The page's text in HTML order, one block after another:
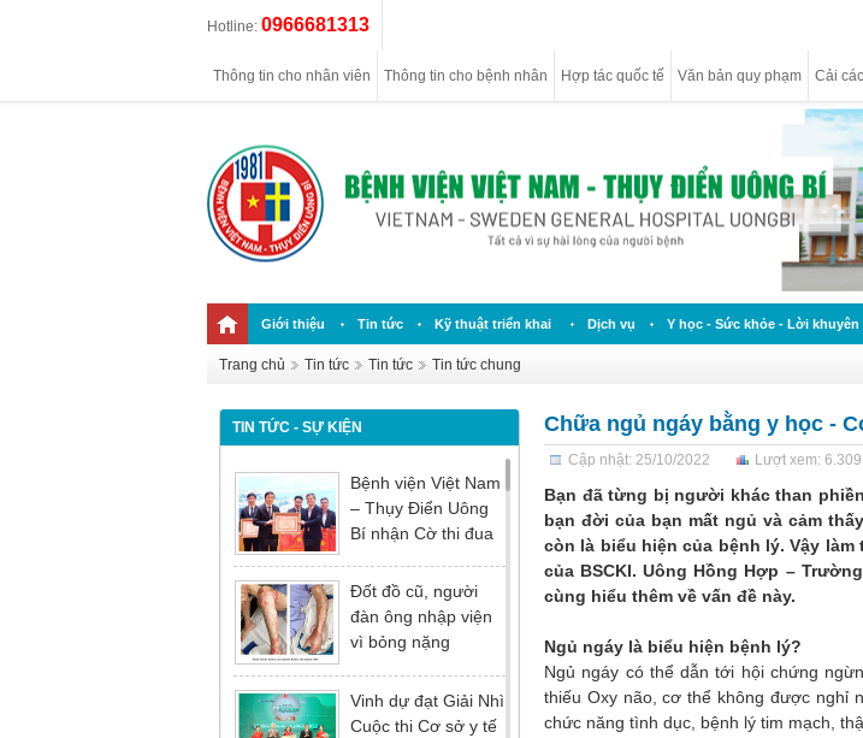
Hotline: 0966681313
Thông tin cho nhân viên Thông tin cho bệnh nhân Hợp tác quốc tế Văn bản quy phạm Cải
Giới thiệu Tin tức Kỹ thuật triển khai Dịch vụ Y học - Sức khỏe - Lời khuyên
Trang chủ Tin tức Tin tức Tin tức chung
TIN TỨC - SỰ KIỆN
Bệnh viện Việt Nam
– Thụy Điển Uông
Bí nhận Cờ thi đua
năm 2025 của
Đảng ủy - Ủy ban
nhân dân Tỉnh
Đốt đồ cũ, người
đàn ông nhập viện
vì bỏng nặng
Vinh dự đạt Giải Nhì
Cuộc thi Cơ sở y tế
Chữa ngủ ngáy bằng y học -
Cập nhật: 25/10/2022 Lượt xem: 6.309
Bạn đã từng bị người khác than
bạn đời của bạn mất ngủ và cảm
còn là biểu hiện của bệnh lý. Vậy
của BSCKI. Uông Hồng Hợp –
cùng hiểu thêm về vấn đề này.
Ngủ ngáy là biểu hiện bệnh lý?
Ngủ ngáy có thể dẫn tới hội chứng
thiếu Oxy não, cơ thể không được nghỉ
chức năng tình dục, bệnh lý tim mạch,